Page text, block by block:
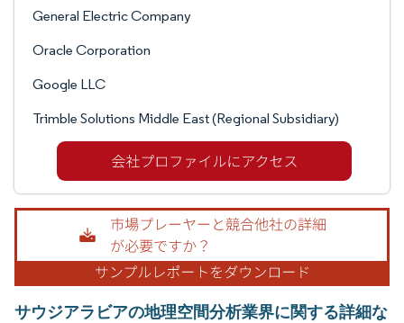
General Electric Company
Oracle Corporation
Google LLC
Trimble Solutions Middle East (Regional Subsidiary)
サウジアラビアの地理空間分析業界に関する詳細な